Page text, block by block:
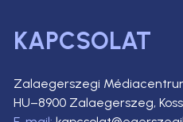
KAPCSOLAT
Zalaegerszegi
HU–8900 Zalaegerszeg,